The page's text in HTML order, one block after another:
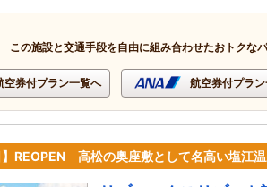
この施設と交通手段を自由に組み合わせたおトクな
空券付プラン一覧へ 航空券付プラ
】REOPEN 高松の奥座敷として名高い塩江